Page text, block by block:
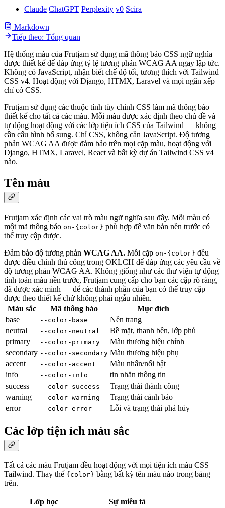
Claude ChatGPT Perplexity v0 Scira
Markdown
Tiếp theo: Tổng quan
Hệ thống màu của Frutjam sử dụng mã thông báo CSS ngữ nghĩa
được thiết kế để đáp ứng tỷ lệ tương phản WCAG AA ngay lập tức.
Không có JavaScript, nhận biết chế độ tối, tương thích với Tailwind
CSS v4. Hoạt động với Django, HTMX, Laravel và mọi ngăn xếp
chỉ có CSS.
Frutjam sử dụng các thuộc tính tùy chỉnh CSS làm mã thông báo
thiết kế cho tất cả các màu. Mỗi màu được xác định theo chủ đề và
tự động hoạt động với các lớp tiện ích CSS của Tailwind — không
cần cấu hình bổ sung. Chỉ CSS, không cần JavaScript. Độ tương
phản WCAG AA được đảm bảo trên mọi cặp màu, hoạt động với
Django, HTMX, Laravel, React và bất kỳ dự án Tailwind CSS v4
nào.
Tên màu
Frutjam xác định các vai trò màu ngữ nghĩa sau đây. Mỗi màu có
một mã thông báo on-{color} phù hợp để văn bản nền trước có
thể truy cập được.
Đảm bảo độ tương phản WCAG AA. Mỗi cặp on-{color} đều
được điều chỉnh thủ công trong OKLCH để đáp ứng các yêu cầu về
độ tương phản WCAG AA. Không giống như các thư viện tự động
tính toán màu nền trước, Frutjam cung cấp cho bạn các cặp rõ ràng,
đã được xác minh — để các thành phần của bạn có thể truy cập
được theo thiết kế chứ không phải ngẫu nhiên.
Màu sắc
Mã thông báo
Mục đích
base
--color-base
Nền trang
neutral
--color-neutral
Bề mặt, thanh bên, lớp phủ
primary
--color-primary
Màu thương hiệu chính
secondary --color-secondary Màu thương hiệu phụ
accent
--color-accent
Màu nhấn/nổi bật
info
--color-info
tin nhắn thông tin
success
--color-success
Trạng thái thành công
warning
--color-warning
Trạng thái cảnh báo
error
--color-error Lỗi và trạng thái phá hủy
Các lớp tiện ích màu sắc
Tất cả các màu Frutjam đều hoạt động với mọi tiện ích màu CSS
Tailwind. Thay thế {color} bằng bất kỳ tên màu nào trong bảng
trên.
Lớp học Sự miêu tả